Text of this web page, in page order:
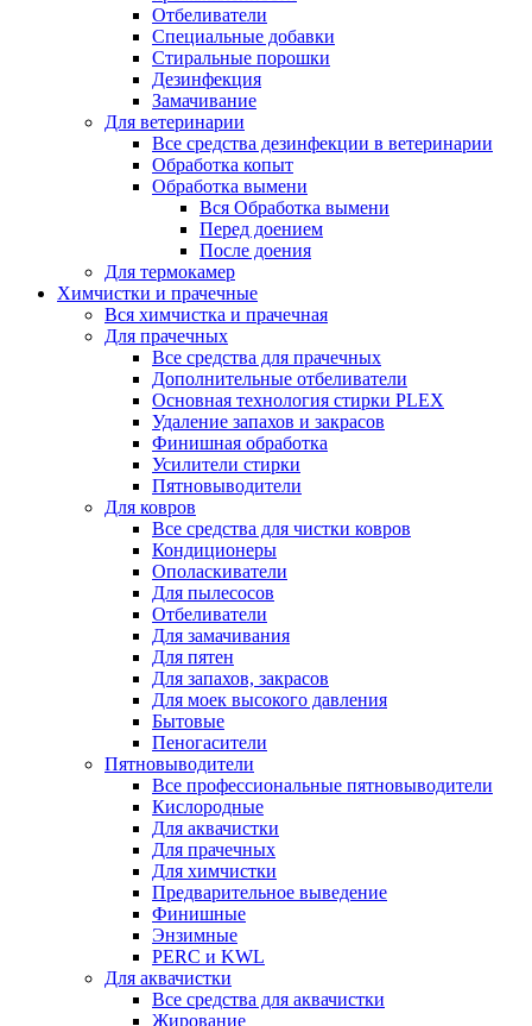
Отбеливатели
Специальные добавки
Стиральные порошки
Дезинфекция
Замачивание
Для ветеринарии
Все средства дезинфекции в ветеринарии
Обработка копыт
Обработка вымени
Вся Обработка вымени
Перед доением
После доения
Для термокамер
Химчистки и прачечные
Вся химчистка и прачечная
Для прачечных
Все средства для прачечных
Дополнительные отбеливатели
Основная технология стирки PLEX
Удаление запахов и закрасов
Финишная обработка
Усилители стирки
Пятновыводители
Для ковров
Все средства для чистки ковров
Кондиционеры
Ополаскиватели
Для пылесосов
Отбеливатели
Для замачивания
Для пятен
Для запахов, закрасов
Для моек высокого давления
Бытовые
Пеногасители
Пятновыводители
Все профессиональные пятновыводители
Кислородные
Для аквачистки
Для прачечных
Для химчистки
Предварительное выведение
Финишные
Энзимные
PERC и KWL
Для аквачистки
Все средства для аквачистки
Жирование